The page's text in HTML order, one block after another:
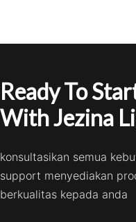
Ready To
With Jezina
konsultasikan semua
support menyediakan
berkualitas kepada anda